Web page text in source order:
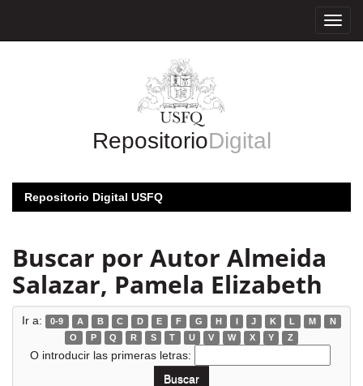
RepositorioDigital
Repositorio Digital USFQ
Buscar por Autor Almeida
Salazar, Pamela Elizabeth
Ir a: 0-9 A B C D E F G H I J K L M
N
O
P Q R S T U V W X Y Z
O introducir las primeras letras: